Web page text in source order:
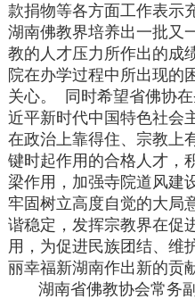
款捐物等各方面工作表示
湖南佛教界培养出一批又
教的人才压力所作出的成
院在办学过程中所出现的
关心。 同时希望省佛协
近平新时代中国特色社会
在政治上靠得住、宗教上
键时起作用的合格人才，
梁作用，加强寺院道风建
牢固树立高度自觉的大局
谐稳定，发挥宗教界在促
用，为促进民族团结、维
丽幸福新湖南作出新的贡
湖南省佛教协会常务